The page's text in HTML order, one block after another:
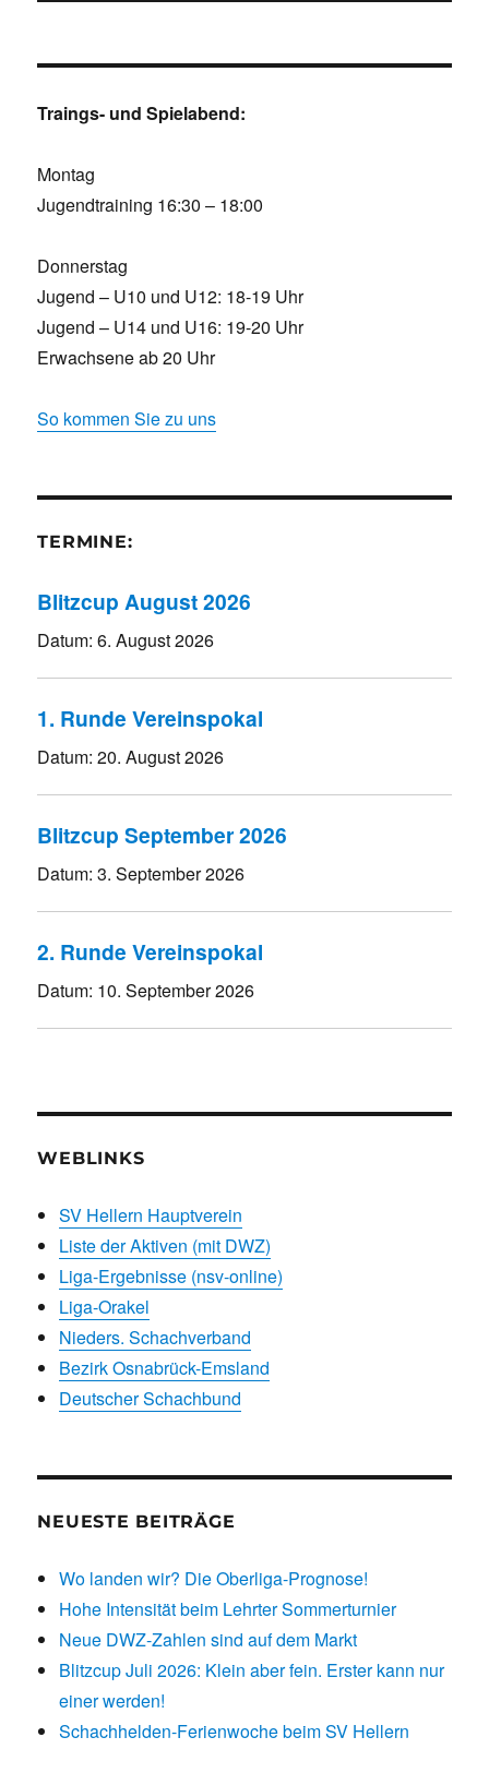
Traings- und Spielabend:
Montag
Jugendtraining 16:30 – 18:00
Donnerstag
Jugend – U10 und U12: 18-19 Uhr
Jugend – U14 und U16: 19-20 Uhr
Erwachsene ab 20 Uhr
So kommen Sie zu uns
TERMINE:
Blitzcup August 2026
Datum:6. August 2026
1. Runde Vereinspokal
Datum:20. August 2026
Blitzcup September 2026
Datum:3. September 2026
2. Runde Vereinspokal
Datum: 10. September 2026
WEBLINKS
SV Hellern Hauptverein
Liste der Aktiven (mit DWZ)
Liga-Ergebnisse (nsv-online)
Liga-Orakel
Nieders. Schachverband
Bezirk Osnabrück-Emsland
Deutscher Schachbund
NEUESTE BEITRÄGE
Wo landen wir? Die Oberliga-Prognose!
Hohe Intensität beim Lehrter Sommerturnier
Neue DWZ-Zahlen sind auf dem Markt
Blitzcup Juli 2026: Klein aber fein. Erster kann nur
einer werden!
Schachhelden-Ferienwoche beim SV Hellern